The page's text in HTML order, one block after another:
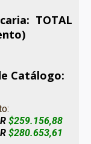
TOTAL
Catálogo:
$259.156,88
$280.653,61